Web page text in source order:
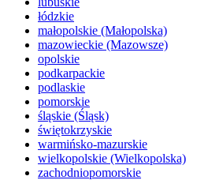
łódzkie
małopolskie (Małopolska)
mazowieckie (Mazowsze)
opolskie
podkarpackie
podlaskie
pomorskie
śląskie (Śląsk)
świętokrzyskie
warmińsko-mazurskie
wielkopolskie (Wielkopolska)
zachodniopomorskie